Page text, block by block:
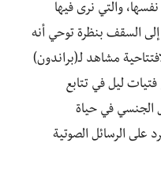
نفسها، والتي نرى فيها
إلى السقف بنظرة توحي أنه
مشاهد لـ(براندون)
ليل في تتابع
الجنسي في حياة
على الرسائل الصوتية